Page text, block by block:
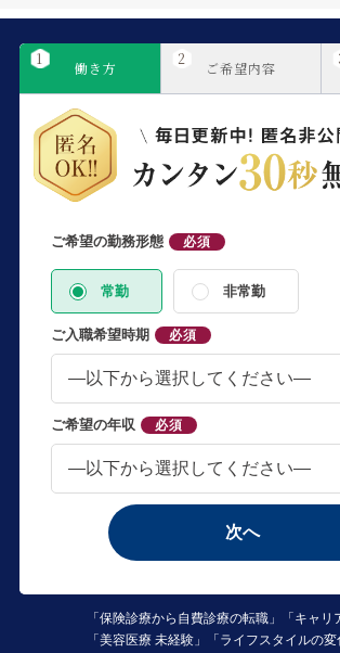
1
働き方
2
ご希望内容
ご希望の勤務形態 必須
常勤 非常勤
ご入職希望時期 必須
ご希望の年収 必須
次へ
「保険診療から自費診療の転職」「キャリ
「美容医療 未経験」「ライフスタイルの変